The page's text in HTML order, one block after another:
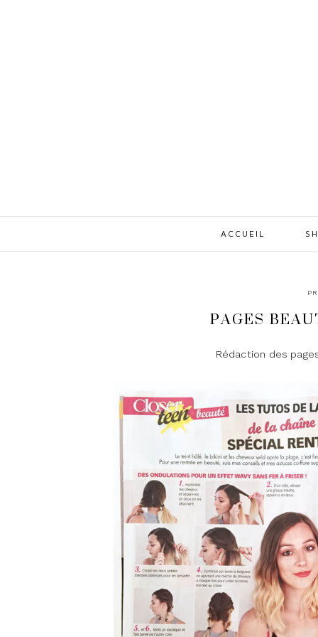
ACCUEIL
PAGES
Rédaction des